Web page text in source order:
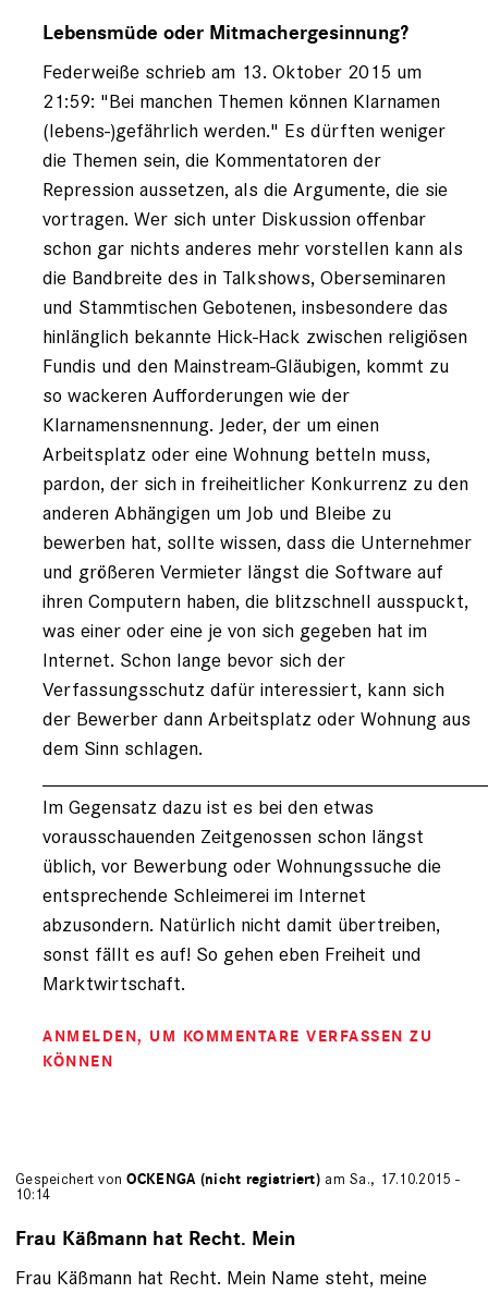
auf
Federweiße
(nicht
Lebensmüde oder Mitmachergesinnung?
Federweiße schrieb am 13. Oktober 2015 um
21:59: "Bei manchen Themen können Klarnamen
(lebens-)gefährlich werden." Es dürften weniger
die Themen sein, die Kommentatoren der
Repression aussetzen, als die Argumente, die sie
vortragen. Wer sich unter Diskussion offenbar
schon gar nichts anderes mehr vorstellen kann als
die Bandbreite des in Talkshows, Oberseminaren
und Stammtischen Gebotenen, insbesondere das
hinlänglich bekannte Hick-Hack zwischen religiösen
Fundis und den Mainstream-Gläubigen, kommt zu
so wackeren Aufforderungen wie der
Klarnamensnennung. Jeder, der um einen
Arbeitsplatz oder eine Wohnung betteln muss,
pardon, der sich in freiheitlicher Konkurrenz zu den
anderen Abhängigen um Job und Bleibe zu
bewerben hat, sollte wissen, dass die Unternehmer
und größeren Vermieter längst die Software auf
ihren Computern haben, die blitzschnell ausspuckt,
was einer oder eine je von sich gegeben hat im
Internet. Schon lange bevor sich der
Verfassungsschutz dafür interessiert, kann sich
der Bewerber dann Arbeitsplatz oder Wohnung aus
dem Sinn schlagen.
Im Gegensatz dazu ist es bei den etwas
vorausschauenden Zeitgenossen schon längst
üblich, vor Bewerbung oder Wohnungssuche die
entsprechende Schleimerei im Internet
abzusondern. Natürlich nicht damit übertreiben,
sonst fällt es auf! So gehen eben Freiheit und
Marktwirtschaft.
ANMELDEN, UM KOMMENTARE VERFASSEN ZU
KÖNNEN
Gespeichert vonOCKENGA (nicht registriert) am Sa., 17.10.2015 -
10:14
Frau Käßmann hat Recht. Mein
Frau Käßmann hat Recht. Mein Name steht, meine